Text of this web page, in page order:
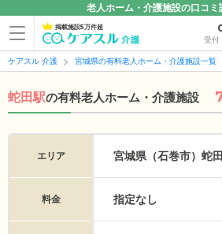
老人ホーム・介護施設の口コミ
掲載施設5万件超
受付
ケアスル 介護 宮城県の有料老人ホーム・介護施設一覧
蛇田駅の有料老人ホーム・介護施設
エリア 宮城県（石巻市） 蛇田
料金 指定なし